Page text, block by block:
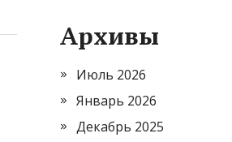
Архивы
Июль 2026
Январь 2026
Декабрь 2025